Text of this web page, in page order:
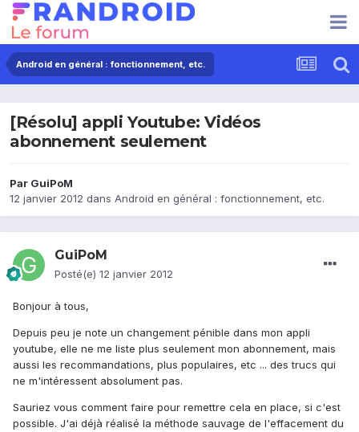
Android en général : fonctionnement, etc.
[Résolu] appli Youtube: Vidéos
abonnement seulement
Par GuiPoM
12 janvier 2012 dans Android en général : fonctionnement, etc.
GuiPoM
Posté(e) 12 janvier 2012
Bonjour à tous,
Depuis peu je note un changement pénible dans mon appli
youtube, elle ne me liste plus seulement mon abonnement, mais
aussi les recommandations, plus populaires, etc ... des trucs qui
ne m'intéressent absolument pas.
Sauriez vous comment faire pour remettre cela en place, si c'est
possible. J'ai déjà réalisé la méthode sauvage de l'effacement du